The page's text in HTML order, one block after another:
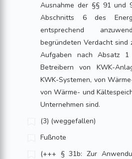
Ausnahme der §§ 91 und
Abschnitts 6 des
entsprechend
begründeten Verdacht sind
Aufgaben nach Absatz
Betreibern von KWK-
KWK-Systemen, von
von Wärme- und
Unternehmen sind.
(3) (weggefallen)
Fußnote
(+++ § 31b: Zur